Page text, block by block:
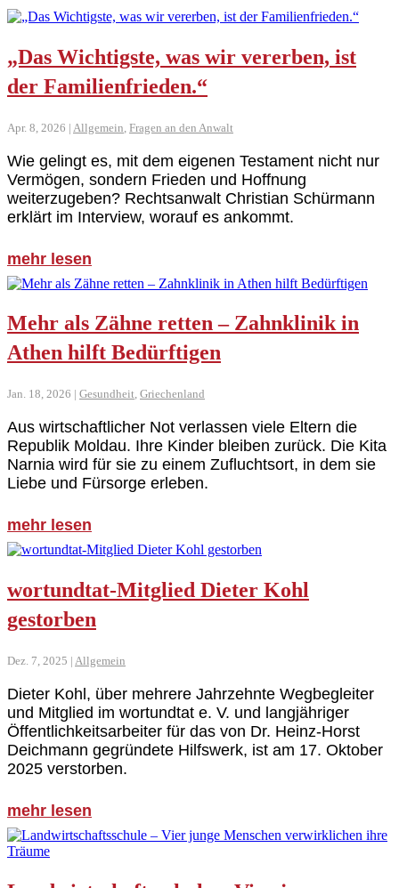
„Das Wichtigste, was wir vererben, ist
der Familienfrieden.“
Apr. 8, 2026 | Allgemein Fragen an den Anwalt
Wie gelingt es, mit dem eigenen Testament nicht nur
Vermögen, sondern Frieden und Hoffnung
weiterzugeben? Rechtsanwalt Christian Schürmann
erklärt im Interview, worauf es ankommt.
mehr lesen
Mehr als Zähne retten – Zahnklinik in
Athen hilft Bedürftigen
Jan. 18, 2026 | Gesundheit, Griechenland
Aus wirtschaftlicher Not verlassen viele Eltern die
Republik Moldau. Ihre Kinder bleiben zurück. Die Kita
Narnia wird für sie zu einem Zufluchtsort, in dem sie
Liebe und Fürsorge erleben.
mehr lesen
wortundtat-Mitglied Dieter Kohl
gestorben
Dez. 7, 2025 | Allgemein
Dieter Kohl, über mehrere Jahrzehnte Wegbegleiter
und Mitglied im wortundtat e. V. und langjähriger
Öffentlichkeitsarbeiter für das von Dr. Heinz-Horst
Deichmann gegründete Hilfswerk, ist am 17. Oktober
2025 verstorben.
mehr lesen